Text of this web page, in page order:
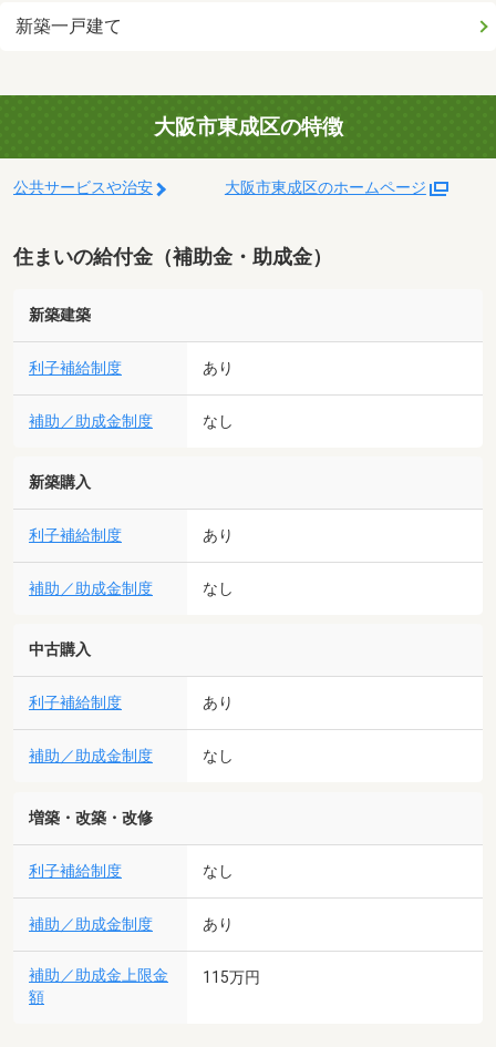
新築一戸建て
大阪市東成区の特徴
公共サービスや治安 大阪市東成区のホームページ
住まいの給付金（補助金・助成金）
新築建築
利子補給制度 あり
補助／助成金制度 なし
新築購入
利子補給制度 あり
補助／助成金制度 なし
中古購入
利子補給制度 あり
補助／助成金制度 なし
増築・改築・改修
利子補給制度 なし
補助／助成金制度 あり
補助／助成金上限金
額
115万円